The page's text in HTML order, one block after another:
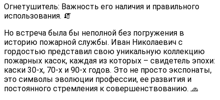
️Огнетушитель: Важность его наличия и правильного
использования. 🧯
Но встреча была бы неполной без погружения в
историю пожарной службы. Иван Николаевич с
гордостью представил свою уникальную коллекцию
пожарных касок, каждая из которых – свидетель эпохи:
каски 30-х, 70-х и 90-х годов. Это не просто экспонаты,
это символы эволюции профессии, ее развития и
постоянного стремления к совершенствованию. 🧢